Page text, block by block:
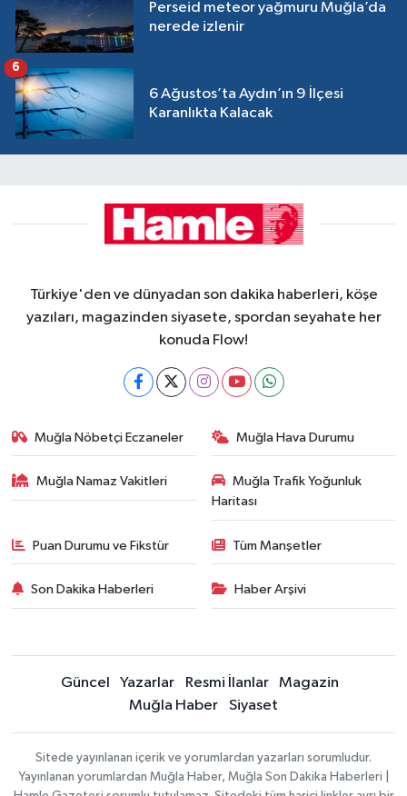
Perseid meteor yağmuru Muğla’da
nerede izlenir
6 Ağustos’ta Aydın’ın 9 İlçesi
Karanlıkta Kalacak
6
Türkiye'den ve dünyadan son dakika haberleri, köşe
yazıları, magazinden siyasete, spordan seyahate her
konuda Flow!
Muğla Nöbetçi Eczaneler Muğla Hava Durumu
Muğla Namaz Vakitleri
Muğla Trafik Yoğunluk
Haritası
Puan Durumu ve Fikstür Tüm Manşetler
Son Dakika Haberleri Haber Arşivi
Güncel Yazarlar Resmi İlanlar
Magazin
Muğla Haber
Siyaset
Sitede yayınlanan içerik ve yorumlardan yazarları sorumludur.
Yayınlanan yorumlardan Muğla Haber, Muğla Son Dakika Haberleri |